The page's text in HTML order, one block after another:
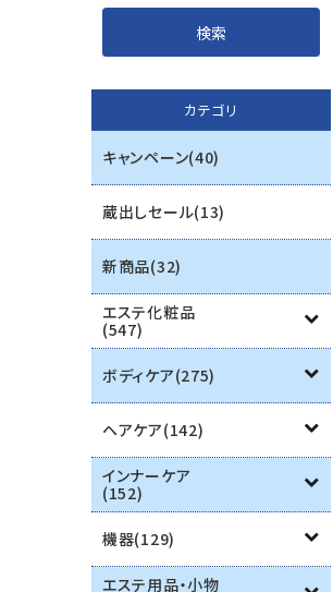
カテゴリーから探す
エステ用品
ブランド一覧
ご利用ガイド
プライバシーポリシー
特定商取引法について
お問い合わせ
カテゴリ
キャンペーン(40)
蔵出しセール(13)
新商品(32)
エステ化粧品
(547)
ボディケア(275)
ヘアケア(142)
インナーケア
(152)
機器(129)
エステ用品・小物